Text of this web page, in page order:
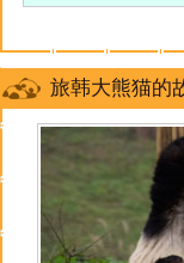
旅韩大熊猫的